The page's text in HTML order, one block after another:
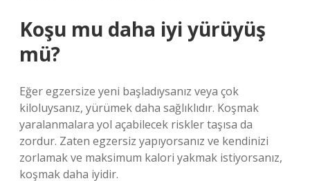
Koşu mu daha iyi yürüyüş
mü?
Eğer egzersize yeni başladıysanız veya çok
kiloluysanız, yürümek daha sağlıklıdır. Koşmak
yaralanmalara yol açabilecek riskler taşısa da
zordur. Zaten egzersiz yapıyorsanız ve kendinizi
zorlamak ve maksimum kalori yakmak istiyorsanız,
koşmak daha iyidir.